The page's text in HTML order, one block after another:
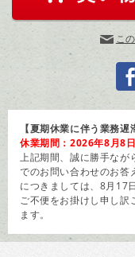
こ
【夏期休業に伴う業務遅
休業期間：2026年8月8
上記期間、誠に勝手なが
でのお問い合わせのお答
につきましては、8月17
ご不便をお掛けし申し訳
ます。